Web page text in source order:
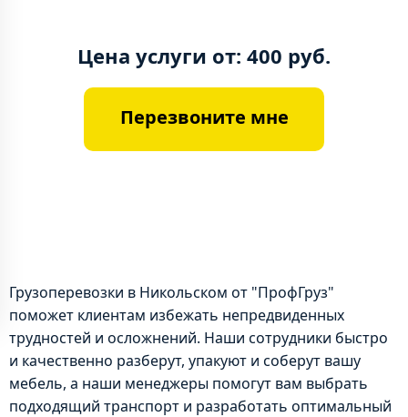
Цена услуги от: 400 руб.
Перезвоните мне
Грузоперевозки в Никольском от "ПрофГруз"
поможет клиентам избежать непредвиденных
трудностей и осложнений. Наши сотрудники быстро
и качественно разберут, упакуют и соберут вашу
мебель, а наши менеджеры помогут вам выбрать
подходящий транспорт и разработать оптимальный